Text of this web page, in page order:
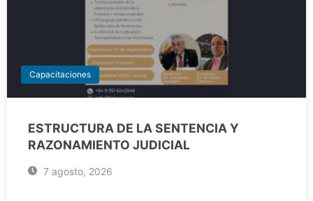
Capacitaciones
ESTRUCTURA DE LA SENTENCIA Y
RAZONAMIENTO JUDICIAL
7 agosto, 2026